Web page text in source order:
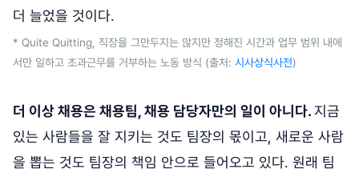
더 늘었을 것이다.
* Quite Quitting, 직장을 그만두지는 않지만 정해진 시간과 업무 범위 내에
서만 일하고 초과근무를 거부하는 노동 방식 (출처: 시사상식사전)
더 이상 채용은 채용팀, 채용 담당자만의 일이 아니다.지금
있는 사람들을 잘 지키는 것도 팀장의 몫이고, 새로운 사람
을 뽑는 것도 팀장의 책임 안으로 들어오고 있다. 원래 팀